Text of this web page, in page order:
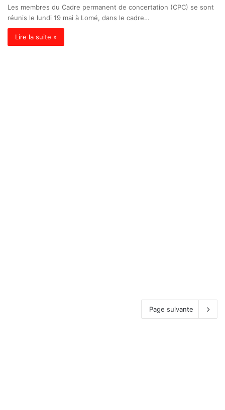
Les membres du Cadre permanent de concertation (CPC) se sont
réunis le lundi 19 mai à Lomé, dans le cadre…
Lire la suite »
Page suivante